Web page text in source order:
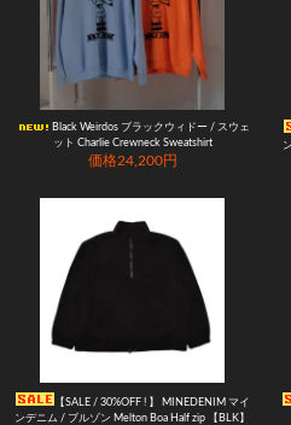
Black Weirdos ブラックウィドー / スウェ
ット Charlie Crewneck Sweatshirt
価格24,200円
【SALE / 30%OFF ! 】 MINEDENIM マイ
ンデニム / ブルゾン Melton Boa Half zip 【BLK】